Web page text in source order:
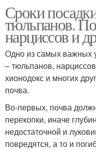
Сроки
тюльпанов.
нарциссов и
Одно из самых важных
– тюльпанов,
хионодокс и многих
почва.
Во-первых, почва
перекопки, иначе
недостаточной и
повредятся, а то и